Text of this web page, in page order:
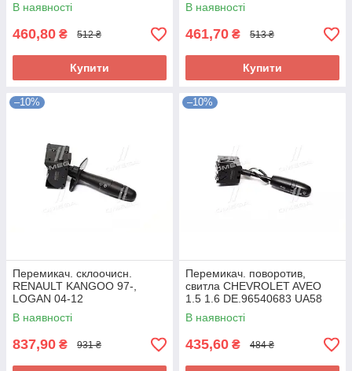
В наявності
460,80 ₴ 512 ₴
Купити
В наявності
461,70 ₴ 513 ₴
Купити
–10%
Перемикач. склоочисн.
RENAULT KANGOO 97-,
LOGAN 04-12
DE.7701053055 UA58
В наявності
837,90 ₴ 931 ₴
–10%
Перемикач. поворотив,
свитла CHEVROLET AVEO
1.5 1.6 DE.96540683 UA58
В наявності
435,60 ₴ 484 ₴